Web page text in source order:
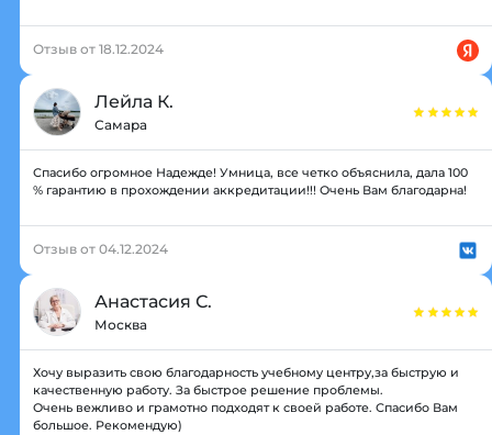
Отзыв от 18.12.2024
Лейла К.
Самара
Спасибо огромное Надежде! Умница, все четко объяснила, дала 100
% гарантию в прохождении аккредитации!!! Очень Вам благодарна!
Отзыв от 04.12.2024
Анастасия С.
Москва
Хочу выразить свою благодарность учебному центру,за быструю и
качественную работу. За быстрое решение проблемы.
Очень вежливо и грамотно подходят к своей работе. Спасибо Вам
большое. Рекомендую)